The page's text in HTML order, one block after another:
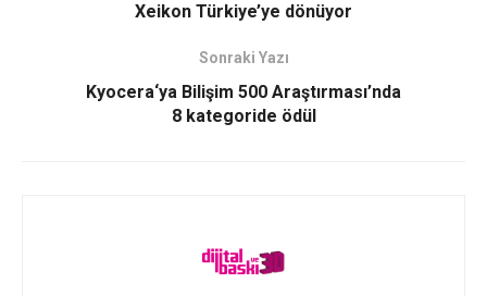
Xeikon Türkiye’ye dönüyor
Sonraki Yazı
Kyocera‘ya Bilişim 500 Araştırması’nda
8 kategoride ödül